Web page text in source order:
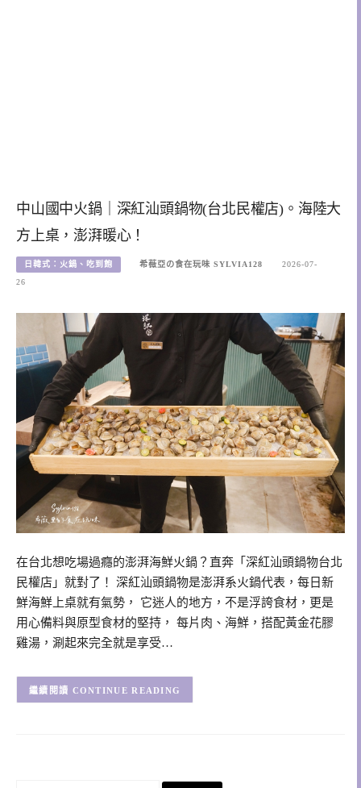
中山國中火鍋｜深紅汕頭鍋物(台北民權店)。海陸大
方上桌，澎湃暖心！
日韓式：火鍋、吃到飽 希薇亞の食在玩味 SYLVIA128
2026-07-
26
在台北想吃場過癮的澎湃海鮮火鍋？直奔「深紅汕頭鍋物台北
民權店」就對了！ 深紅汕頭鍋物是澎湃系火鍋代表，每日新
鮮海鮮上桌就有氣勢， 它迷人的地方，不是浮誇食材，更是
用心備料與原型食材的堅持， 每片肉、海鮮，搭配黃金花膠
雞湯，涮起來完全就是享受…
CONTINUE READING